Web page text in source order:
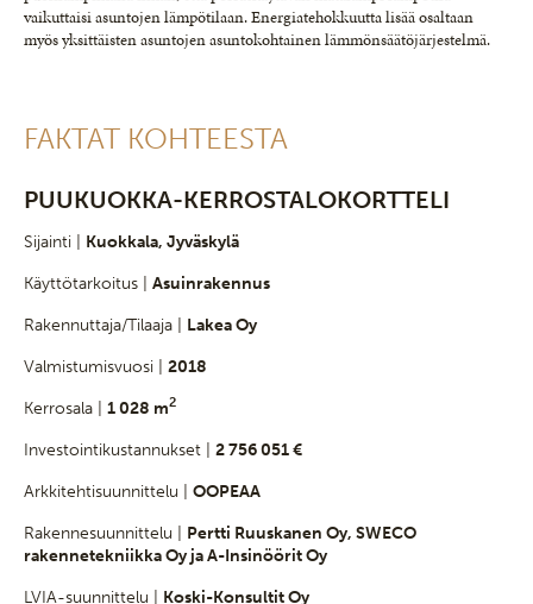
vaikuttaisi asuntojen lämpötilaan. Energiatehokkuutta lisää osaltaan
myös yksittäisten asuntojen asuntokohtainen lämmönsäätöjärjestelmä.
FAKTAT KOHTEESTA
PUUKUOKKA-KERROSTALOKORTTELI
Sijainti | Kuokkala, Jyväskylä
Käyttötarkoitus | Asuinrakennus
Rakennuttaja/Tilaaja | Lakea Oy
Valmistumisvuosi | 2018
Kerrosala | 1 028 m2
Investointikustannukset | 2 756 051 €
Arkkitehtisuunnittelu | OOPEAA
Rakennesuunnittelu | Pertti Ruuskanen Oy, SWECO
rakennetekniikka Oy ja A-Insinöörit Oy
LVIA-suunnittelu | Koski-Konsultit Oy